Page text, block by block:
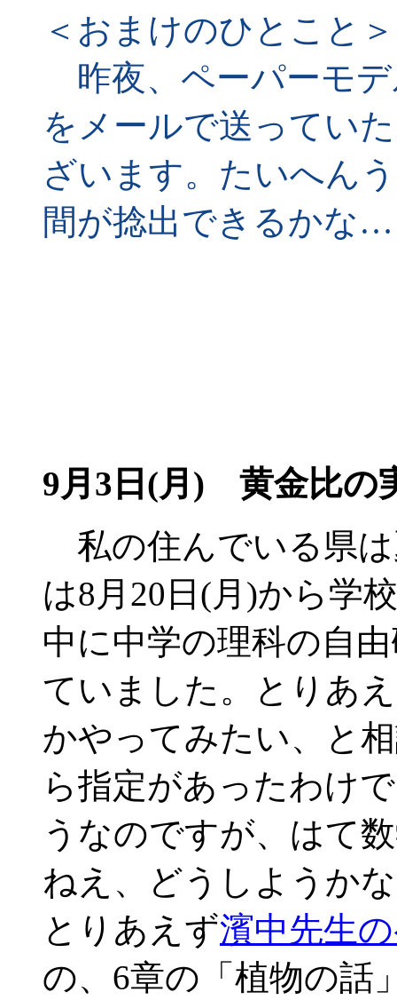
＜おまけのひとこと＞
昨夜、ペーパーモ
をメールで送ってい
ざいます。たいへん
間が捻出できるかな
9月3日(月) 黄金比の
私の住んでいる県
は8月20日(月)から学
中に中学の理科の自
ていました。とりあ
かやってみたい、と
ら指定があったわけ
うなのですが、はて
ねえ、どうしようか
とりあえず濱中先生
の、6章の「植物の話